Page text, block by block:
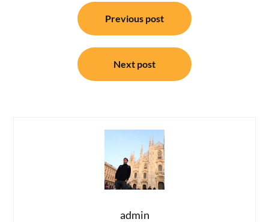
Previous post
Next post
admin